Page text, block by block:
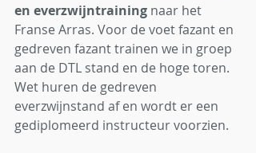
en everzwijntraining naar het
Franse Arras. Voor de voet fazant en
gedreven fazant trainen we in groep
aan de DTL stand en de hoge toren.
Wet huren de gedreven
everzwijnstand af en wordt er een
gediplomeerd instructeur voorzien.